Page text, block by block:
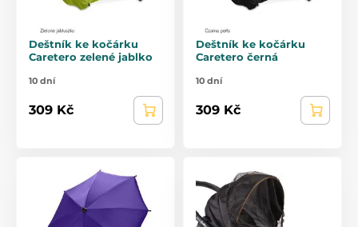
Deštník ke kočárku
Caretero zelené jablko
10 dní
309 Kč
Deštník ke kočárku
Caretero černá
10 dní
309 Kč